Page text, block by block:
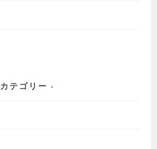
カテゴリー